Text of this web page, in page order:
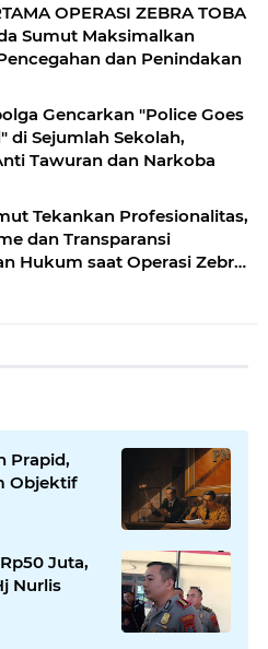
OPERASI ZEBRA TOBA
Sumut Maksimalkan
dan Penindakan
Gencarkan "Police Goes
di Sejumlah Sekolah,
Tawuran dan Narkoba
Tekankan Profesionalitas,
dan Transparansi
Hukum saat Operasi Zebra
Prapid,
Objektif
Juta,
Nurlis